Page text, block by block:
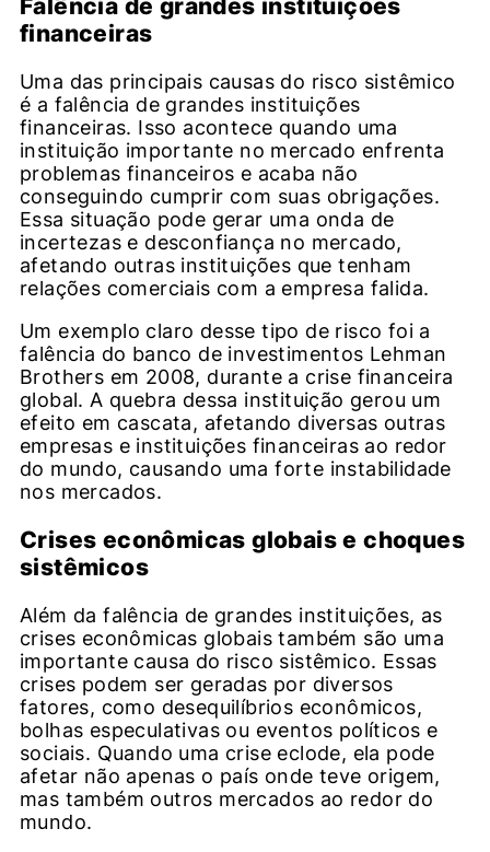
Falência de grandes instituições
financeiras
Uma das principais causas do risco sistêmico
é a falência de grandes instituições
financeiras. Isso acontece quando uma
instituição importante no mercado enfrenta
problemas financeiros e acaba não
conseguindo cumprir com suas obrigações.
Essa situação pode gerar uma onda de
incertezas e desconfiança no mercado,
afetando outras instituições que tenham
relações comerciais com a empresa falida.
Um exemplo claro desse tipo de risco foi a
falência do banco de investimentos Lehman
Brothers em 2008, durante a crise financeira
global. A quebra dessa instituição gerou um
efeito em cascata, afetando diversas outras
empresas e instituições financeiras ao redor
do mundo, causando uma forte instabilidade
nos mercados.
Crises econômicas globais e choques
sistêmicos
Além da falência de grandes instituições, as
crises econômicas globais também são uma
importante causa do risco sistêmico. Essas
crises podem ser geradas por diversos
fatores, como desequilíbrios econômicos,
bolhas especulativas ou eventos políticos e
sociais. Quando uma crise eclode, ela pode
afetar não apenas o país onde teve origem,
mas também outros mercados ao redor do
mundo.